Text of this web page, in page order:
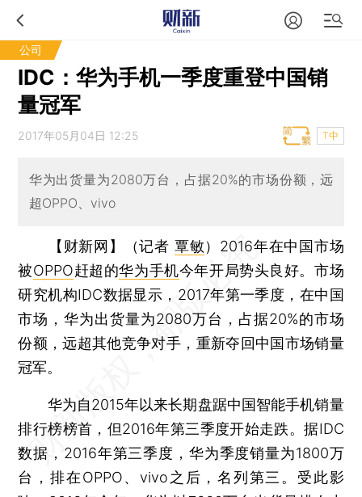
公司
IDC：华为手机一季度重登中国销
量冠军
2017年05月04日 12:25 T中
华为出货量为2080万台，占据20%的市场份额，远
超OPPO、vivo
【财新网】（记者 覃敏） 2016年在中国市场
被OPPO赶超的华为手机今年开局势头良好。市场
研究机构IDC数据显示，2017年第一季度，在中国
市场，华为出货量为2080万台，占据20%的市场
份额，远超其他竞争对手，重新夺回中国市场销量
冠军。
华为自2015年以来长期盘踞中国智能手机销量
排行榜榜首，但2016年第三季度开始走跌。据IDC
数据，2016年第三季度，华为季度销量为1800万
台，排在OPPO、vivo之后，名列第三。受此影